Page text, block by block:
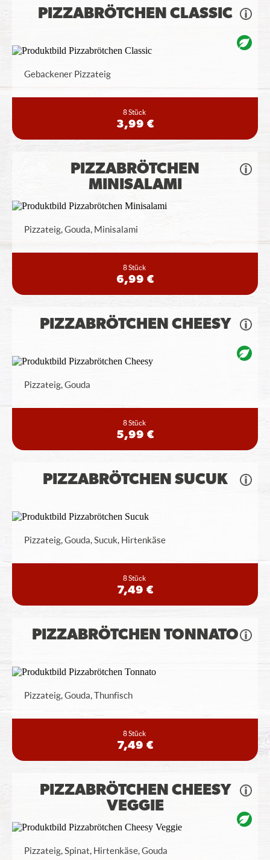
PIZZABRÖTCHEN CLASSIC
Gebackener Pizzateig
8 Stück
3,99 €
PIZZABRÖTCHEN
MINISALAMI
Pizzateig, Gouda, Minisalami
8 Stück
6,99 €
PIZZABRÖTCHEN CHEESY
Pizzateig, Gouda
8 Stück
5,99 €
PIZZABRÖTCHEN SUCUK
Pizzateig, Gouda, Sucuk, Hirtenkäse
8 Stück
7,49 €
PIZZABRÖTCHEN TONNATO
Pizzateig, Gouda, Thunfisch
8 Stück
7,49 €
PIZZABRÖTCHEN CHEESY
VEGGIE
Pizzateig, Spinat, Hirtenkäse, Gouda